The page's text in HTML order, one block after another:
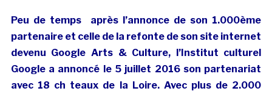
Peu de temps après l’annonce de son 1.000ème
partenaire et celle de la refonte de son site internet
devenu Google Arts & Culture, l’Institut culturel
Google a annoncé le 5 juillet 2016 son partenariat
avec 18 ch teaux de la Loire. Avec plus de 2.000